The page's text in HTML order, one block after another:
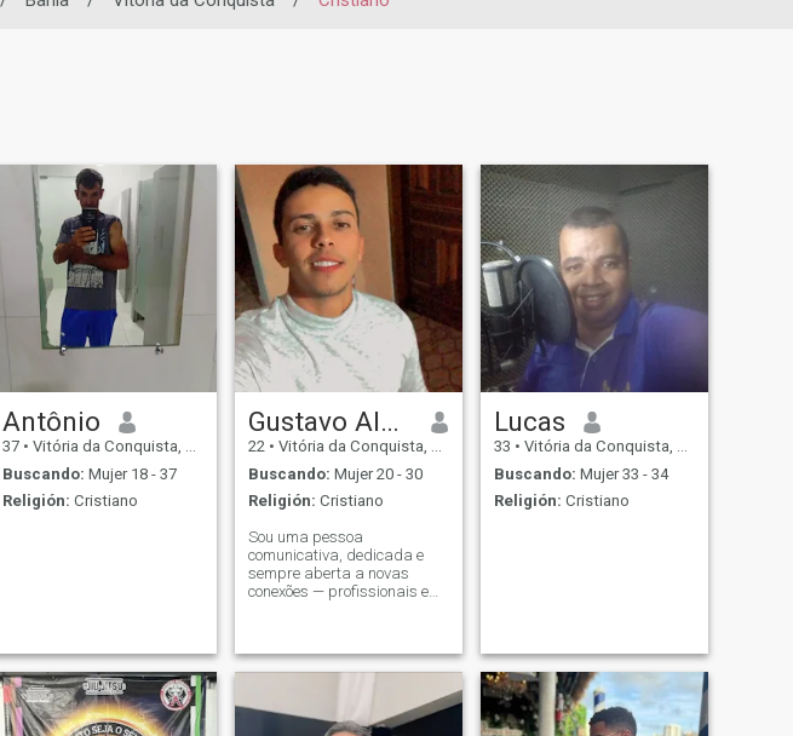
Antônio
37 • Vitória da Conquista, Bahia, Brasil
Buscando: Mujer 18 - 37
Religión: Cristiano
Gustavo Alencar
22 • Vitória da Conquista, Bahia, Brasil
Buscando: Mujer 20 - 30
Religión: Cristiano
Sou uma pessoa
comunicativa, dedicada e
sempre aberta a novas
conexões — profissionais e
compartilham interesses em
Lucas
33 • Vitória da Conquista, Bahia, Brasil
Buscando: Mujer 33 - 34
Religión: Cristiano